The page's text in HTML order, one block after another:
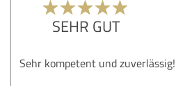
SEHR GUT
Sehr kompetent und zuverlässig!